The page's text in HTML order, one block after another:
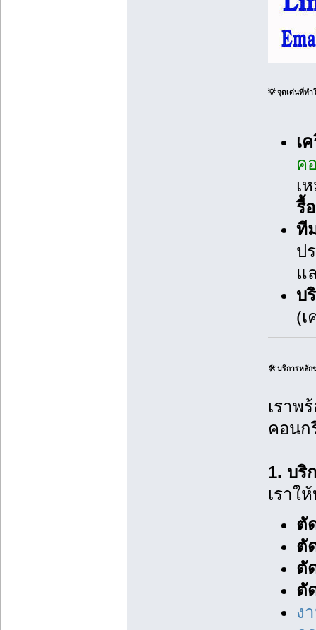
💡 จุดเด่นที่ทำ
เ
ค
เ
รื้
ที
ป
แ
บ
(เ
🛠️ บริการหลัก
เราพ
คอนก
1. บริ
เราใ
ตั
ตั
ตั
ตั
ง